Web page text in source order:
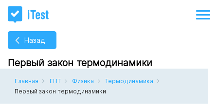
Назад
Первый закон термодинамики
Главная ЕНТ Физика
Термодинамика
Первый закон термодинамики